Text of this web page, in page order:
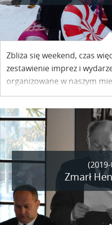
Zbliża się weekend, czas
zestawienie imprez i
organizowane w naszym
spędzić czas w Kazimierzu
Zmarł